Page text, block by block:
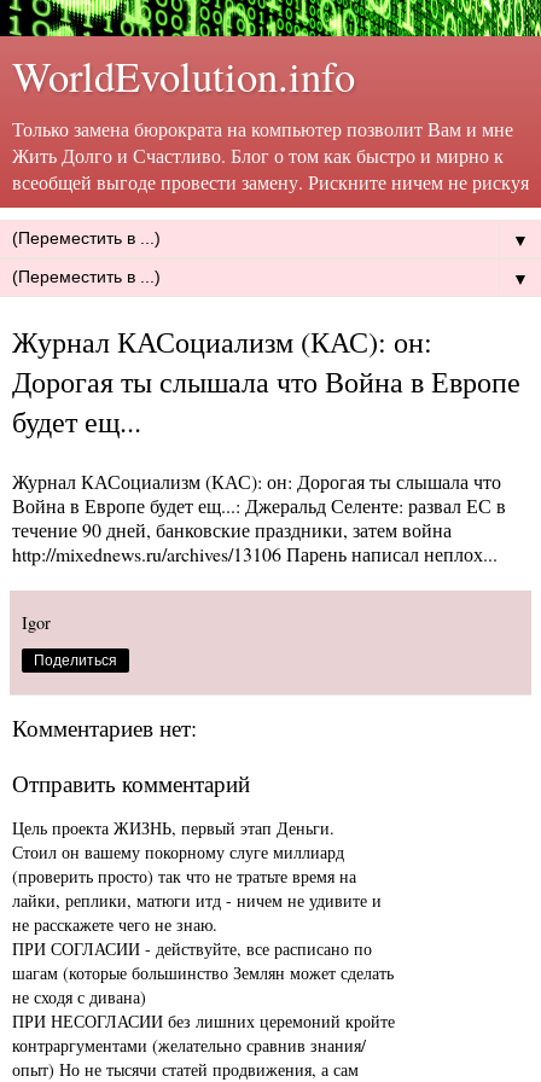
WorldEvolution.info
Только замена бюрократа на компьютер позволит Вам и мне
Жить Долго и Счастливо. Блог о том как быстро и мирно к
всеобщей выгоде провести замену. Рискните ничем не рискуя
▼
▼
Журнал КАСоциализм (КАС): он:
Дорогая ты слышала что Война в Европе
будет ещ...
Журнал КАСоциализм (КАС): он: Дорогая ты слышала что
Война в Европе будет ещ...: Джеральд Селенте: развал ЕС в
течение 90 дней, банковские праздники, затем война
http://mixednews.ru/archives/13106 Парень написал неплох...
Igor
Поделиться
Комментариев нет:
Отправить комментарий
Цель проекта ЖИЗНЬ, первый этап Деньги.
Стоил он вашему покорному слуге миллиард
(проверить просто) так что не тратьте время на
лайки, реплики, матюги итд - ничем не удивите и
не расскажете чего не знаю.
ПРИ СОГЛАСИИ - действуйте, все расписано по
шагам (которые большинство Землян может сделать
не сходя с дивана)
ПРИ НЕСОГЛАСИИ без лишних церемоний кройте
контраргументами (желательно сравнив знания/
опыт) Но не тысячи статей продвижения, а сам